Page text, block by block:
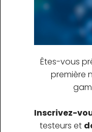
Êtes-vous
première
Inscrivez-
testeurs et